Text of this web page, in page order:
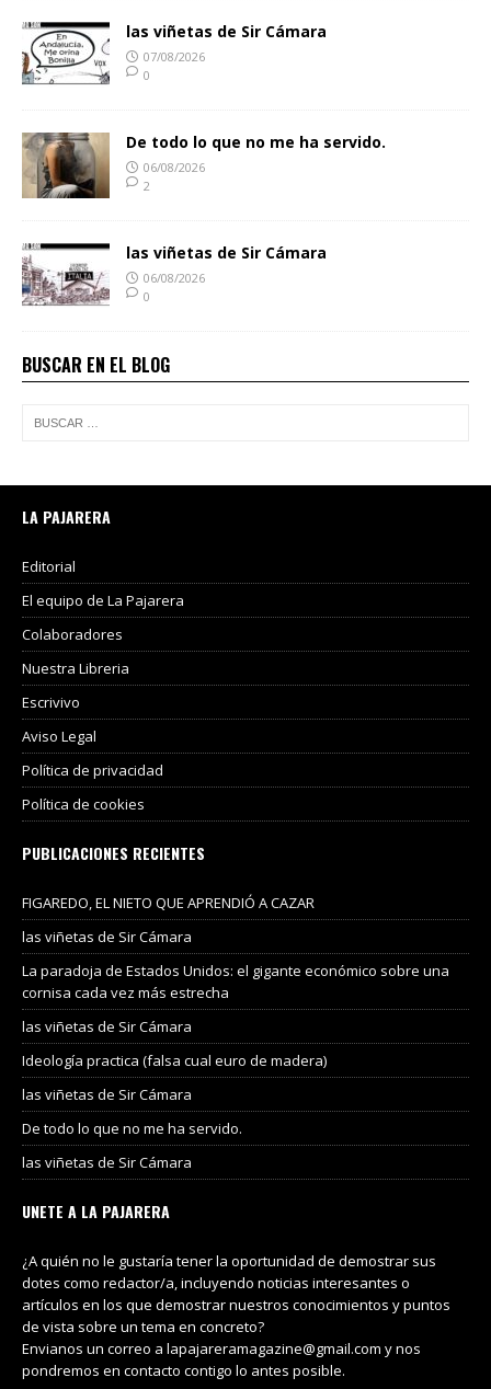
las viñetas de Sir Cámara
07/08/2026
0
De todo lo que no me ha servido.
06/08/2026
2
las viñetas de Sir Cámara
06/08/2026
0
BUSCAR EN EL BLOG
LA PAJARERA
Editorial
El equipo de La Pajarera
Colaboradores
Nuestra Libreria
Escrivivo
Aviso Legal
Política de privacidad
Política de cookies
PUBLICACIONES RECIENTES
FIGAREDO, EL NIETO QUE APRENDIÓ A CAZAR
las viñetas de Sir Cámara
La paradoja de Estados Unidos: el gigante económico sobre una
cornisa cada vez más estrecha
las viñetas de Sir Cámara
Ideología practica (falsa cual euro de madera)
las viñetas de Sir Cámara
De todo lo que no me ha servido.
las viñetas de Sir Cámara
UNETE A LA PAJARERA
¿A quién no le gustaría tener la oportunidad de demostrar sus
dotes como redactor/a, incluyendo noticias interesantes o
artículos en los que demostrar nuestros conocimientos y puntos
de vista sobre un tema en concreto?
Envianos un correo a lapajareramagazine@gmail.com y nos
pondremos en contacto contigo lo antes posible.